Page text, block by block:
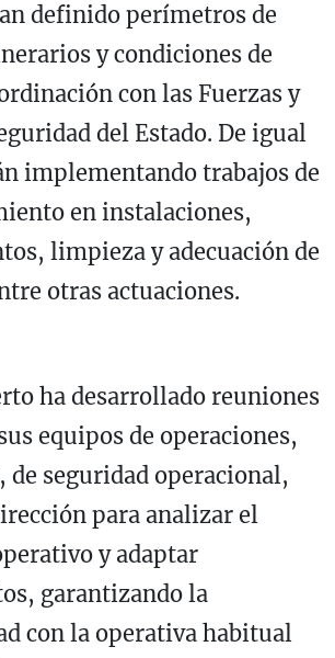
definido perímetros de
y condiciones de
con las Fuerzas y
del Estado. De igual
implementando trabajos de
en instalaciones,
limpieza y adecuación de
otras actuaciones.
ha desarrollado reuniones
equipos de operaciones,
de seguridad operacional,
para analizar el
y adaptar
garantizando la
con la operativa habitual